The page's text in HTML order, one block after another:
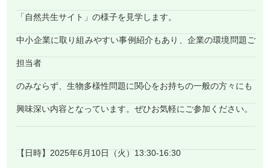
「自然共生サイト」の様子を見学します。
中小企業に取り組みやすい事例紹介もあり、企業の環境問題ご
担当者
のみならず、生物多様性問題に関心をお持ちの一般の方々にも
興味深い内容となっています。ぜひお気軽にご参加ください。
【日時】2025年6月10日（火）13:30-16:30